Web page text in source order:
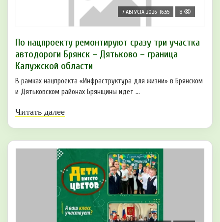
7 АВГУСТА 2026, 16:55 8
По нацпроекту ремонтируют сразу три участка
автодороги Брянск – Дятьково – граница
Калужской области
В рамках нацпроекта «Инфраструктура для жизни» в Брянском
и Дятьковском районах Брянщины идет ...
Читать далее